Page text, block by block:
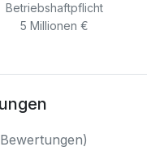
Betriebshaftpflicht
5 Millionen €